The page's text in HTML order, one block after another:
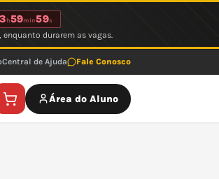
h59min59s
durarem as vagas.
Central de Ajuda Fale Conosco
Área do Aluno